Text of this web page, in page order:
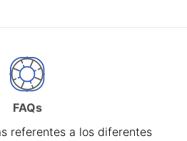
FAQs
referentes a los diferentes